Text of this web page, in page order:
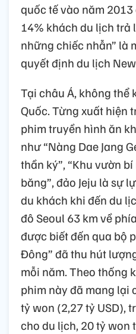
quốc tế vào năm
14% khách du lịch trả
những chiếc nhẫn” là
quyết định du lịch
Tại châu Á, không thể
Quốc. Từng xuất hiện
phim truyền hình ăn
như “Nàng Dae Jang
thần ký”, “Khu vườn
băng”, đảo Jeju là sự
du khách khi đến du
đô Seoul 63 km về
được biết đến qua bộ
Đông” đã thu hút
mỗi năm. Theo thống
phim này đã mang lại
tỷ won (2,27 tỷ USD),
cho du lịch, 20 tỷ won